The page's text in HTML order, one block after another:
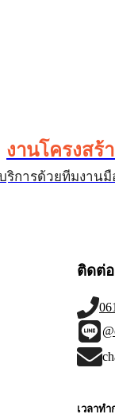
งานโครงสร้
ริการด้วยทีมงาน
ติดต่อ
เวลาทำ